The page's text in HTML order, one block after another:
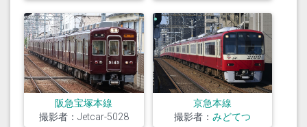
阪急宝塚本線
撮影者：Jetcar-5028
京急本線
撮影者： みどてつ